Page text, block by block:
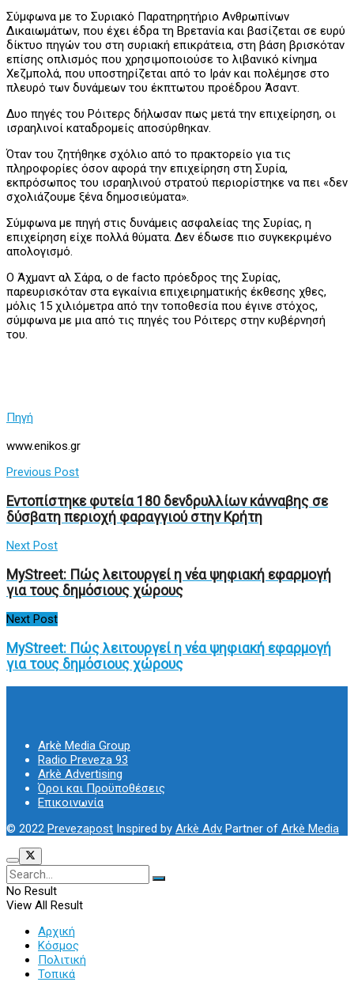
Σύμφωνα με το Συριακό Παρατηρητήριο Ανθρωπίνων
Δικαιωμάτων, που έχει έδρα τη Βρετανία και βασίζεται σε ευρύ
δίκτυο πηγών του στη συριακή επικράτεια, στη βάση βρισκόταν
επίσης οπλισμός που χρησιμοποιούσε το λιβανικό κίνημα
Χεζμπολά, που υποστηρίζεται από το Ιράν και πολέμησε στο
πλευρό των δυνάμεων του έκπτωτου προέδρου Άσαντ.
Δυο πηγές του Ρόιτερς δήλωσαν πως μετά την επιχείρηση, οι
ισραηλινοί καταδρομείς αποσύρθηκαν.
Όταν του ζητήθηκε σχόλιο από το πρακτορείο για τις
πληροφορίες όσον αφορά την επιχείρηση στη Συρία,
εκπρόσωπος του ισραηλινού στρατού περιορίστηκε να πει «δεν
σχολιάζουμε ξένα δημοσιεύματα».
Σύμφωνα με πηγή στις δυνάμεις ασφαλείας της Συρίας, η
επιχείρηση είχε πολλά θύματα. Δεν έδωσε πιο συγκεκριμένο
απολογισμό.
Ο Άχμαντ αλ Σάρα, ο de facto πρόεδρος της Συρίας,
παρευρισκόταν στα εγκαίνια επιχειρηματικής έκθεσης χθες,
μόλις 15 χιλιόμετρα από την τοποθεσία που έγινε στόχος,
σύμφωνα με μια από τις πηγές του Ρόιτερς στην κυβέρνησή
του.
Πηγή
www.enikos.gr
Previous Post
Εντοπίστηκε φυτεία 180 δενδρυλλίων κάνναβης σε
δύσβατη περιοχή φαραγγιού στην Κρήτη
Next Post
MyStreet: Πώς λειτουργεί η νέα ψηφιακή εφαρμογή
για τους δημόσιους χώρους
Next Post
MyStreet: Πώς λειτουργεί η νέα ψηφιακή εφαρμογή
για τους δημόσιους χώρους
Arkè Media Group
Radio Preveza 93
Arkè Advertising
Όροι και Προϋποθέσεις
Επικοινωνία
© 2022 Prevezapost Inspired by Arkè Adv Partner of Arkè Media
No Result
View All Result
Αρχική
Κόσμος
Πολιτική
Τοπικά